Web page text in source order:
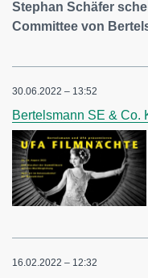
Stephan Schäfer
Committee von
30.06.2022 – 13:52
Bertelsmann SE & Co.
16.02.2022 – 12:32